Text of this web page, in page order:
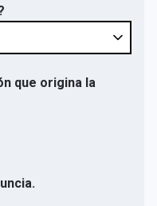
que origina la